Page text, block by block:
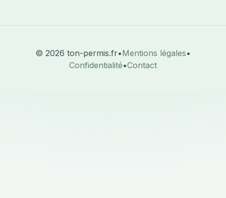
© 2026 ton-permis.fr•Mentions légales•
Confidentialité•Contact